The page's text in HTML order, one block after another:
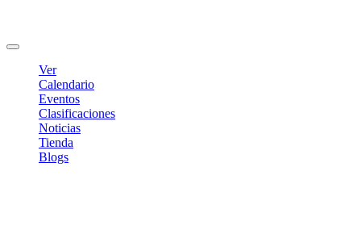
Ver
Calendario
Eventos
Clasificaciones
Noticias
Tienda
Blogs